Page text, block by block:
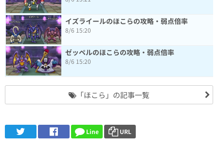
イズライールのほこらの攻略・弱点倍率
8/6 15:20
ゼッペルのほこらの攻略・弱点倍率
8/6 15:20
「ほこら」の記事一覧
Line URL